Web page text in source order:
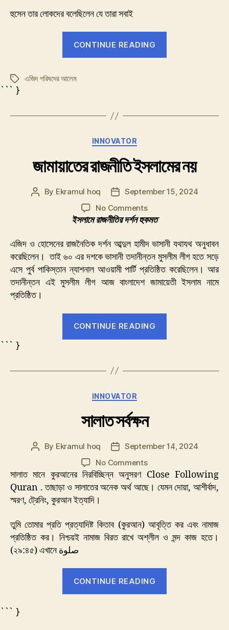
হুসেন তার লোকদের বলেছিলেন যে তারা সবাই
CONTINUE READING
Tagsএজিদ পরিষদের আলেম
``` }
Categories
INNOVATOR
জামায়াতের রাজনীতি ইসলামের নয়
Post
By Ekramul hoq
PostSeptember 15, 2024
No Commentson
জামায়াতের
ইসলামের
ইসলামে রাজনীতির দর্শন হুকমত
এজিদ ও হোসেনের রাজনৈতিক দর্শন আব্দুল হামীদ ভাসানী যথাযথ অনুধাবন
করেছিলেন। তাই ৬০ এর দশকে ভাসানী তদানীন্তন মুসলীম লীগ হতে সড়ে
এসে পুর্ব পাকিস্তান ন্যাশনাল আওয়ামী পার্টি প্রতিষ্ঠিত করেছিলেন। আর
তদানীন্তন এই মুসলীম লীগ আজ বাংলাদেশ জামায়েতী ইসলাম নামে
প্রতিষ্ঠিত।
CONTINUE READING
``` }
Categories
INNOVATOR
সালাত সর্বক্ষন
Post
By Ekramul hoq
PostSeptember 14, 2024
No Commentson
সালাত
সর্বক্ষন
সালাত মানে কুরআনের নিরবিচ্ছিন্ন অনুসরণ Close Following
Quran . তাছাড়া ও সালাতের অনেক অর্থ আছে। যেমন দোয়া, আশীর্বাদ,
স্মরণ, ট্রেনিং, কুরআন ইত্যাদি।
তুমি তোমার প্রতি প্রত্যাদিষ্ট কিতাব (কুরআন) আবৃত্তি কর এবং নামাজ
প্রতিষ্ঠিত কর। নিশ্চয়ই নামাজ বিরত রাখে অশ্লীল ও মন্দ কাজ হতে।
(২৯:৪৫) এখানে صلوة
CONTINUE READING
``` }